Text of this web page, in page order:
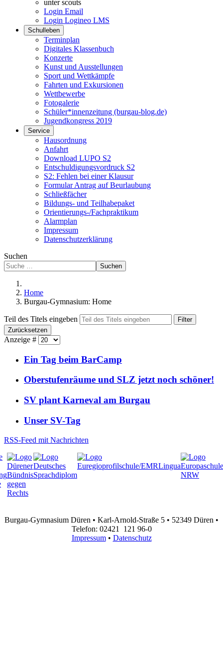
unter scouts
Login Email
Login Logineo LMS
Schulleben
Terminplan
Digitales Klassenbuch
Konzerte
Kunst und Ausstellungen
Sport und Wettkämpfe
Fahrten und Exkursionen
Wettbewerbe
Fotogalerie
Schüler*innenzeitung (burgau-blog.de)
Jugendkongress 2019
Service
Hausordnung
Anfahrt
Download LUPO S2
Entschuldigungsvordruck S2
S2: Fehlen bei einer Klausur
Formular Antrag auf Beurlaubung
Schließfächer
Bildungs- und Teilhabepaket
Orientierungs-/Fachpraktikum
Alarmplan
Impressum
Datenschutzerklärung
Suchen
Suchen
Home
Burgau-Gymnasium: Home
Teil des Titels eingeben
Filter
Zurücksetzen
Anzeige #
Ein Tag beim BarCamp
Oberstufenräume und SLZ jetzt noch schöner!
SV plant Karneval am Burgau
Unser SV-Tag
RSS-Feed mit Nachrichten
Burgau-Gymnasium Düren • Karl-Arnold-Straße 5 • 52349 Düren •
Telefon: 02421 121 96-0
Impressum• Datenschutz